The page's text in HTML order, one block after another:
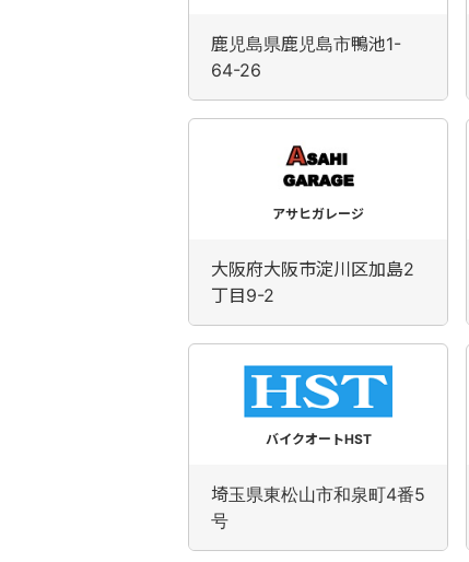
鹿児島県鹿児島市鴨池1-
64-26
アサヒガレージ
大阪府大阪市淀川区加島2
丁目9-2
バイクオートHST
埼玉県東松山市和泉町4番5
号